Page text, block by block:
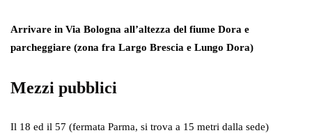
Arrivare in Via Bologna all’altezza del fiume Dora e
parcheggiare (zona fra Largo Brescia e Lungo Dora)
Mezzi pubblici
Il 18 ed il 57 (fermata Parma, si trova a 15 metri dalla sede)